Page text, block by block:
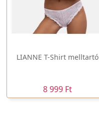
LIANNE T-Shirt melltartó
8 999 Ft